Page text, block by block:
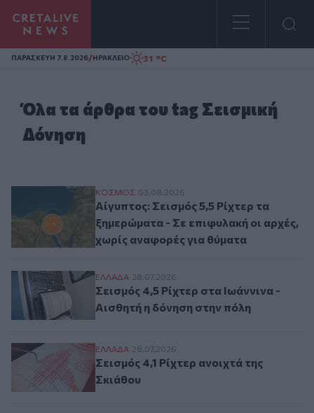
Homepage
ΠΑΡΑΣΚΕΥΗ 7.8.2026/ΗΡΑΚΛΕΙΟ 31 °C
Όλα τα άρθρα του tag Σεισμική
Δόνηση
Αίγυπτος: Σεισμός 5,5 Ρίχτερ τα
ΚΟΣΜΟΣ 03.08.2026
Αίγυπτος: Σεισμός 5,5 Ρίχτερ τα
ξημερώματα - Σε επιφυλακή οι αρχές,
χωρίς αναφορές για θύματα
Σεισμός 4,5 Ρίχτερ στα Ιωάννινα -
ΕΛΛAΔΑ 28.07.2026
Σεισμός 4,5 Ρίχτερ στα Ιωάννινα -
Αισθητή η δόνηση στην πόλη
Σεισμός 4,1 Ρίχτερ ανοιχτά της Σκιάθου
ΕΛΛAΔΑ 28.07.2026
Σεισμός 4,1 Ρίχτερ ανοιχτά της
Σκιάθου